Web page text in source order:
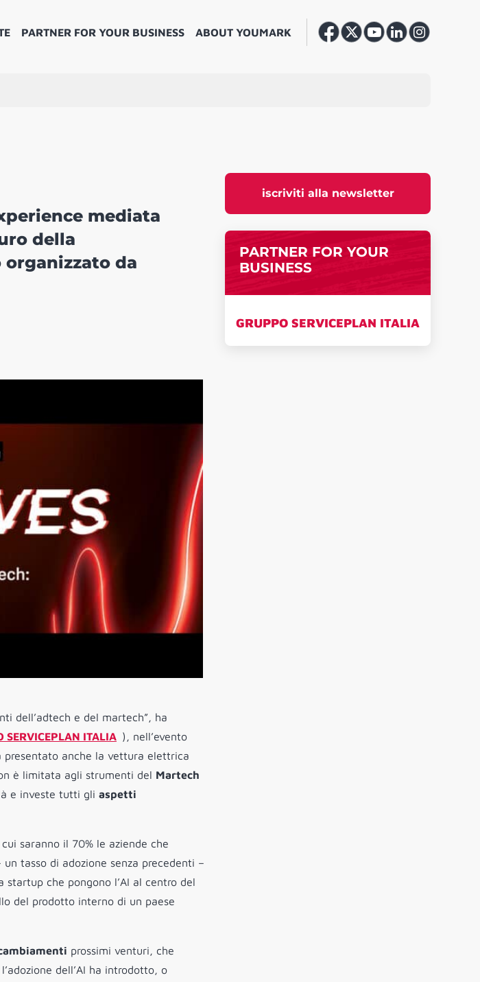
PARTNER FOR YOUR BUSINESS ABOUT YOUMARK
iscriviti alla newsletter
PARTNER FOR YOUR
BUSINESS
GRUPPO SERVICEPLAN ITALIA
mediata
della
da
dell’adtech e del martech”, ha
SERVICEPLAN ITALIA ), nell’evento
anche la vettura elettrica
è limitata agli strumenti del Martech
e investe tutti gli aspetti
cui saranno il 70% le aziende che
tasso di adozione senza precedenti –
che pongono l’AI al centro del
del prodotto interno di un paese
prossimi venturi, che
dell’AI ha introdotto, o